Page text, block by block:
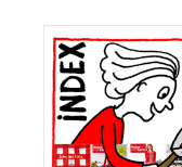
Primaire
Sidebar